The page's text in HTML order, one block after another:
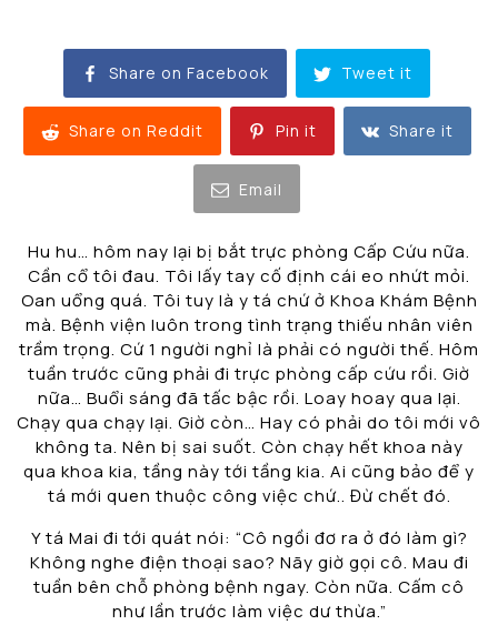
Share on Facebook Tweet it
Share on Reddit Pin it Share it
Email
Hu hu… hôm nay lại bị bắt trực phòng Cấp Cứu nữa.
Cần cổ tôi đau. Tôi lấy tay cố định cái eo nhứt mỏi.
Oan uổng quá. Tôi tuy là y tá chứ ở Khoa Khám Bệnh
mà. Bệnh viện luôn trong tình trạng thiếu nhân viên
trầm trọng. Cứ 1 người nghỉ là phải có người thế. Hôm
tuần trước cũng phải đi trực phòng cấp cứu rồi. Giờ
nữa… Buổi sáng đã tấc bậc rồi. Loay hoay qua lại.
Chạy qua chạy lại. Giờ còn… Hay có phải do tôi mới vô
không ta. Nên bị sai suốt. Còn chạy hết khoa này
qua khoa kia, tầng này tới tầng kia. Ai cũng bảo để y
tá mới quen thuộc công việc chứ.. Đừ chết đó.
Y tá Mai đi tới quát nói: “Cô ngồi đơ ra ở đó làm gì?
Không nghe điện thoại sao? Nãy giờ gọi cô. Mau đi
tuần bên chỗ phòng bệnh ngay. Còn nữa. Cấm cô
như lần trước làm việc dư thừa.”